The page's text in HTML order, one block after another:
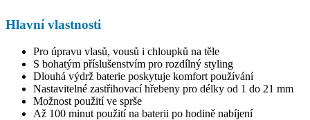
Hlavní vlastnosti
Pro úpravu vlasů, vousů i chloupků na těle
S bohatým příslušenstvím pro rozdílný styling
Dlouhá výdrž baterie poskytuje komfort používání
Nastavitelné zastřihovací hřebeny pro délky od 1 do 21 mm
Možnost použití ve sprše
Až 100 minut použití na baterii po hodině nabíjení